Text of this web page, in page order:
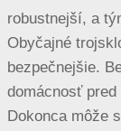
robustnejší, a
Obyčajné
bezpečnejšie.
domácnosť
Dokonca môže